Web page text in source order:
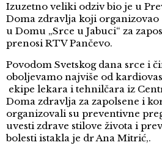
Izuzetno veliki odziv bio je u
Doma zdravlja koji
u Domu „Srce u Jabuci“ za
prenosi RTV Pančevo.
Povodom Svetskog dana srce i
oboljevamo najviše od
ekipe lekara i tehnilčara iz
Doma zdravlja za zapolsene i
organizovali su preventivne
uvesti zdrave stilove života i
bolesti istakla je dr Ana Mitrić,.